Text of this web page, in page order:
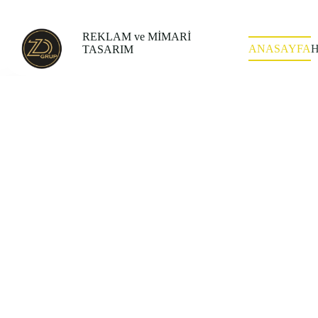
REKLAM ve MİMARİ
TASARIM
ANASAYFA